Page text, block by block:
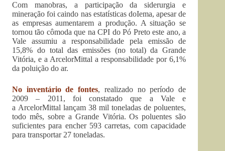
Com manobras, a participação da siderurgia e
mineração foi caindo nas estatísticas doIema, apesar de
as empresas aumentarem a produção. A situação se
tornou tão cômoda que na CPI do Pó Preto este ano, a
Vale assumiu a responsabilidade pela emissão de
15,8% do total das emissões (no total) da Grande
Vitória, e a ArcelorMittal a responsabilidade por 6,1%
da poluição do ar.
No inventário de fontes, realizado no período de
2009 – 2011, foi constatado que a Vale e
a ArcelorMittal lançam 38 mil toneladas de poluentes,
todo mês, sobre a Grande Vitória. Os poluentes são
suficientes para encher 593 carretas, com capacidade
para transportar 27 toneladas.